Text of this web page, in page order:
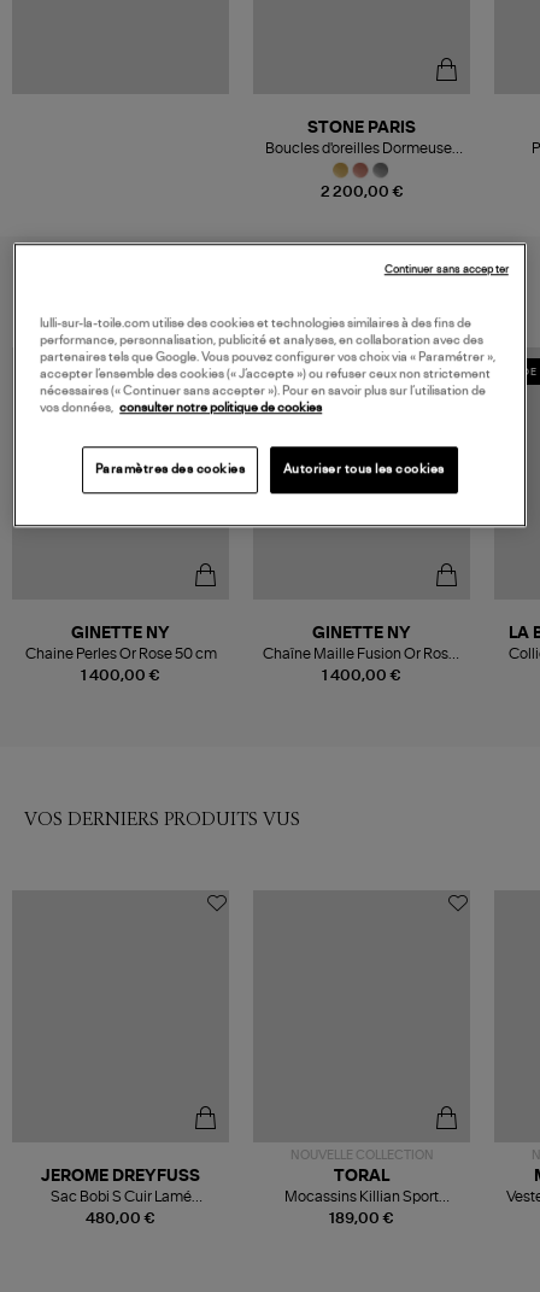
2 200,00 €
STONE PARIS
Boucles d'oreilles Dormeuses
Blood Or Diamonds
1 400,00 €
GINETTE NY
Chaine Perles Or Rose 50 cm
1 400,00 €
GINETTE NY
Chaîne Maille Fusion Or Rose,
70 cm
LA
VOS DERNIERS PRODUITS VUS
480,00 €
JEROME DREYFUSS
Sac Bobi S Cuir Lamé
Champagne
NOUVELLE COLLECTION
189,00 €
TORAL
Mocassins Killian Sport
Mousse
lulli-sur-la-toile.com utilise des cookies et technologies similaires à des fins de
performance, personnalisation, publicité et analyses, en collaboration avec des
partenaires tels que Google. Vous pouvez configurer vos choix via « Paramétrer »,
accepter l’ensemble des cookies (« J’accepte ») ou refuser ceux non strictement
nécessaires (« Continuer sans accepter »). Pour en savoir plus sur l’utilisation de
vos données, consulter notre politique de cookies
Paramètres des cookies Autoriser tous les cookies
Continuer sans accepter